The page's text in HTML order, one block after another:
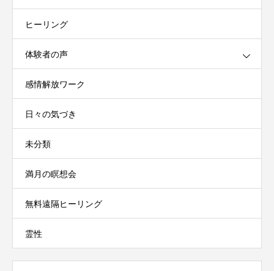
ヒーリング
体験者の声
感情解放ワーク
日々の気づき
未分類
満月の瞑想会
無料遠隔ヒーリング
霊性